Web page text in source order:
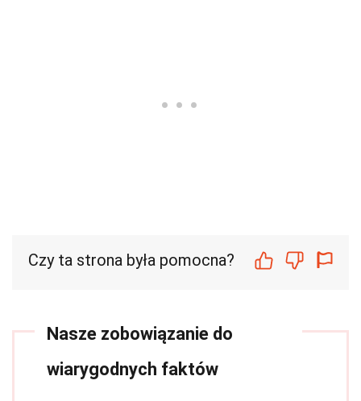
Czy ta strona była pomocna?
Nasze zobowiązanie do
wiarygodnych faktów